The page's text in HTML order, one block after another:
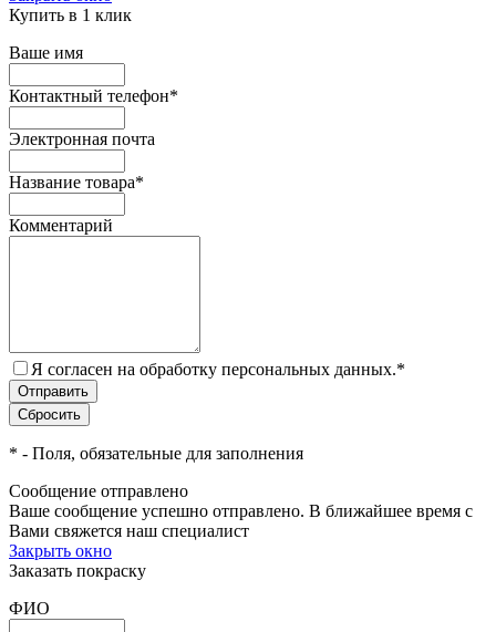
Купить в 1 клик
Ваше имя
Контактный телефон*
Электронная почта
Название товара*
Комментарий
Я согласен на обработку персональных данных.*
* - Поля, обязательные для заполнения
Сообщение отправлено
Ваше сообщение успешно отправлено. В ближайшее время с
Вами свяжется наш специалист
Закрыть окно
Заказать покраску
ФИО